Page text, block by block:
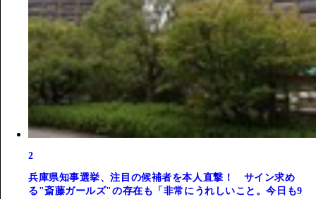
2
兵庫県知事選挙、注目の候補者を本人直撃！ サイン求め
る"斎藤ガールズ"の存在も「非常にうれしいこと。今日も9